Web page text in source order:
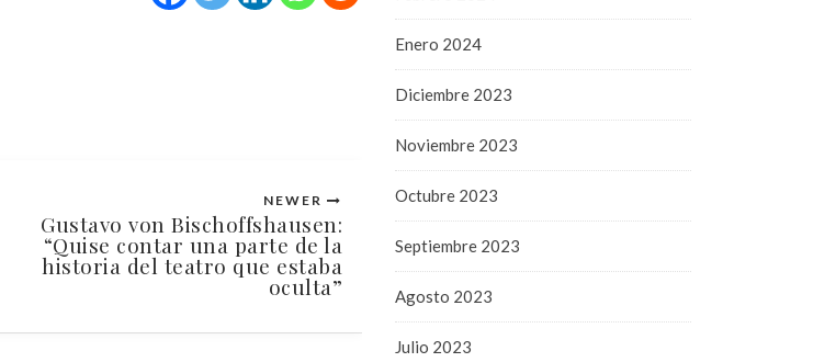
NEWER
Gustavo von Bischoffshausen:
“Quise contar una parte de la
historia del teatro que estaba
oculta”
Enero 2024
Diciembre 2023
Noviembre 2023
Octubre 2023
Septiembre 2023
Agosto 2023
Julio 2023